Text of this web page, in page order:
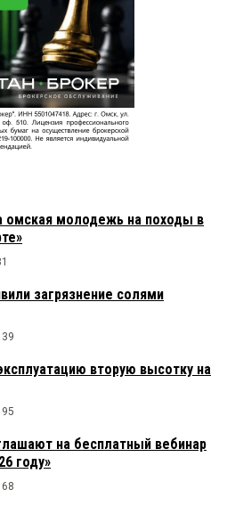
омская молодежь на походы в
загрязнение солями
вторую высотку на
на бесплатный вебинар
году»